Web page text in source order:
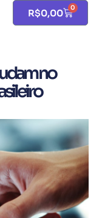
R$0,00 0
no